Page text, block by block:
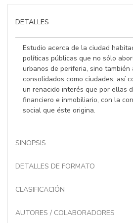
DETALLES
Estudio acerca de la ciudad
políticas públicas que no sólo
urbanos de periferia, sino también
consolidados como ciudades; así
un renacido interés que por ellas
financiero e inmobiliario, con la
social que éste origina.
SINOPSIS
DETALLES DE FORMATO
CLASIFICACIÓN
AUTORES / COLABORADORES